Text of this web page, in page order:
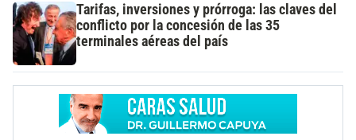
Tarifas, inversiones y prórroga: las claves del
conflicto por la concesión de las 35
terminales aéreas del país